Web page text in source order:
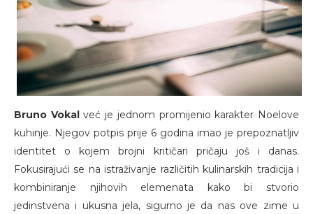
Bruno Vokal već je jednom promijenio karakter Noelove
kuhinje. Njegov potpis prije 6 godina imao je prepoznatljiv
identitet o kojem brojni kritičari pričaju još i danas.
Fokusirajući se na istraživanje različitih kulinarskih tradicija i
kombiniranje njihovih elemenata kako bi stvorio
jedinstvena i ukusna jela, sigurno je da nas ove zime u